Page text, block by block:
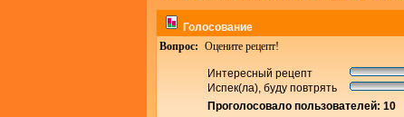
Голосование
Вопрос: Оцените рецепт!
Интересный рецепт
Испек(ла), буду повтрять
Проголосовало пользователей: 10